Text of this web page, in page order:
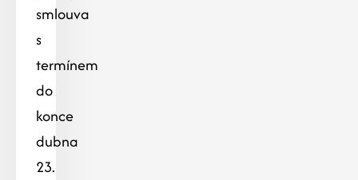
smlouva
s
termínem
do
konce
dubna
23.